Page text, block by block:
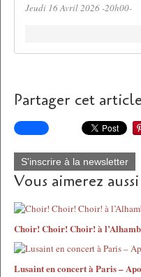
Jeudi 16 Avril 2026 -20h00-
Partager cet article
S'inscrire à la newsletter
Vous aimerez
Choir! Choir! Choir! à
Lusaint en concert à Paris –